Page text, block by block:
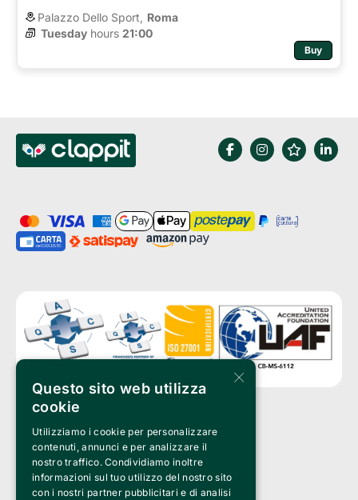
Palazzo Dello Sport,
Roma
Tuesday hours 21:00
Buy
Clappit is a trademark of:
Bemils Srl
a Socio Unico
Via Fosse Ardeatine, 4 -20092 Cinisello Balsamo (MI)
PI 05589050961
Iscr. C.C.I.A.A. Milano R.E.A. 1833471
×
Questo sito web utilizza
cookie
Utilizziamo i cookie per personalizzare
contenuti, annunci e per analizzare il
nostro traffico. Condividiamo inoltre
informazioni sul tuo utilizzo del nostro sito
con i nostri partner pubblicitari e di analisi